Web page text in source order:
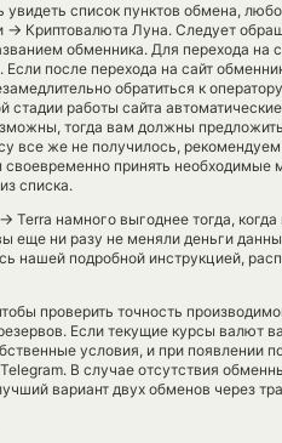
список пунктов обмена,
→ Криптовалюта Луна. Следует
обменника. Для перехода на
после перехода на сайт
обратиться к
стадии работы сайта
тогда вам должны
все же не получилось,
принять необходимые
списка.
→ Terra намного выгоднее тогда,
еще ни разу не меняли деньги
нашей подробной инструкцией,
проверить точность
Если текущие курсы валют
условия, и при появлении
В случае отсутствия
вариант двух обменов через